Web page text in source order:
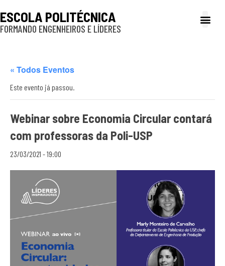
ESCOLA POLITÉCNICA
FORMANDO ENGENHEIROS E LÍDERES
« Todos Eventos
Este evento já passou.
Webinar sobre Economia Circular contará
com professoras da Poli-USP
23/03/2021 - 19:00